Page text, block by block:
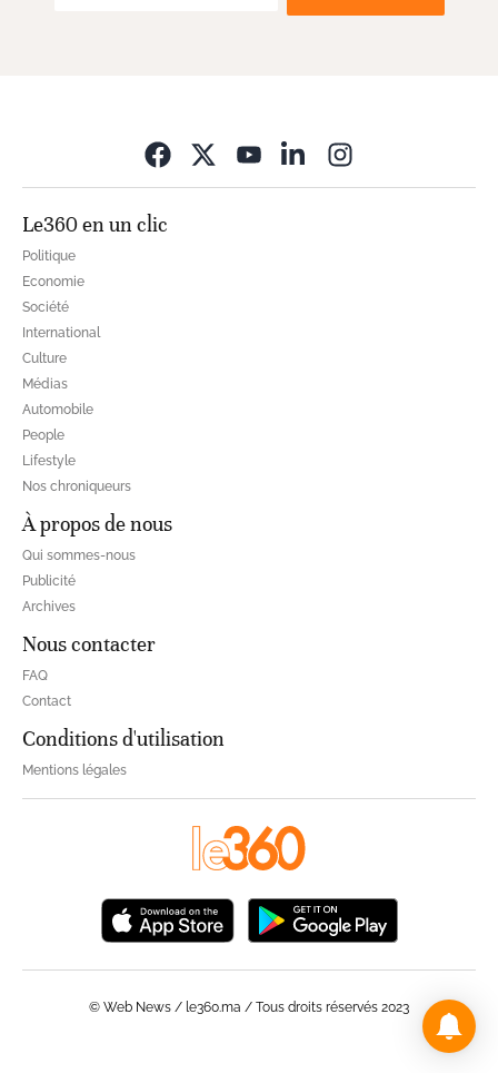
Le360 en un clic
Politique
Economie
Société
International
Culture
Médias
Automobile
People
Lifestyle
Nos chroniqueurs
À propos de nous
Qui sommes-nous
Publicité
Archives
Nous contacter
FAQ
Contact
Conditions d'utilisation
Mentions légales
© Web News / le360.ma / Tous droits réservés 2023